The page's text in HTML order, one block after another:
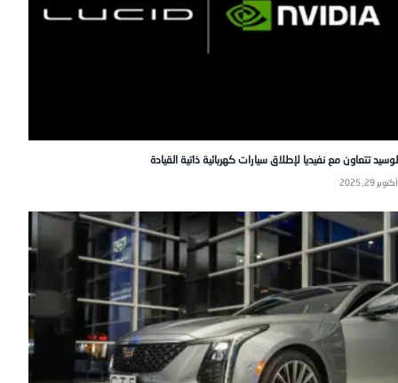
لوسيد تتعاون مع نفيديا لإطلاق سيارات كهربائية ذاتية القيادة
أكتوبر 29, 2025